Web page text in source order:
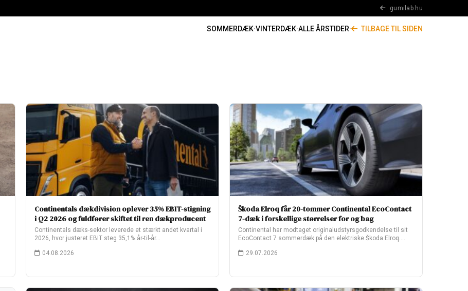
gumilab.hu
SOMMERDÆK·VINTERDÆK·ALLE ÅRSTIDER· TILBAGE TIL SIDEN
Continentals dækdivision oplever 35% EBIT-stigning
i Q2 2026 og fuldfører skiftet til ren dækproducent
Continentals dæks-sektor leverede et stærkt andet kvartal i
2026, hvor justeret EBIT steg 35,1% år-til-år…
04.08.2026
Škoda Elroq får 20-tommer Continental EcoContact
7-dæk i forskellige størrelser for og bag
Continental har modtaget originaludstyrsgodkendelse til sit
EcoContact 7 sommerdæk på den elektriske Škoda Elroq.
29.07.2026